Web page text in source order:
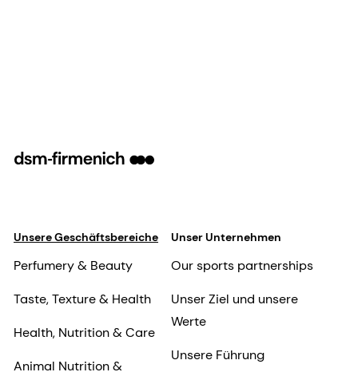
Unsere Geschäftsbereiche
Perfumery & Beauty
Taste, Texture & Health
Health, Nutrition & Care
Animal Nutrition &
Unser Unternehmen
Our sports partnerships
Unser Ziel und unsere
Werte
Unsere Führung